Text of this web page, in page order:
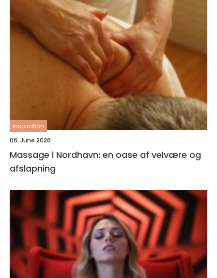
inspiration
06. June 2026
Massage i Nordhavn: en oase af velvære og
afslapning